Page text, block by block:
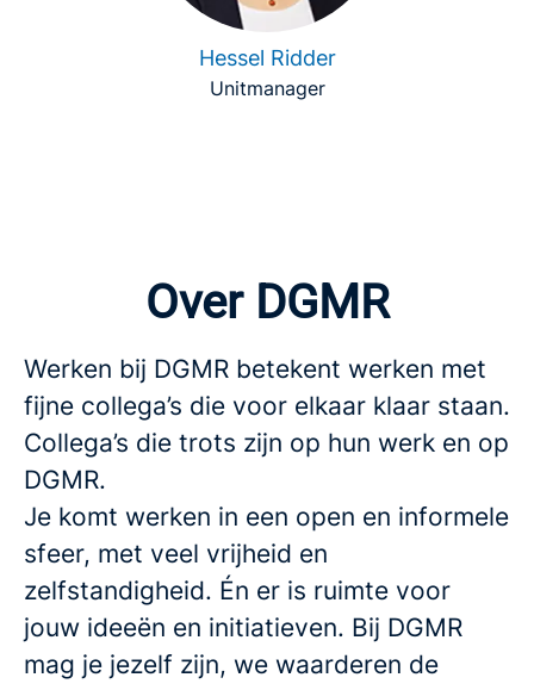
Hessel Ridder
Unitmanager
Over DGMR
Werken bij DGMR betekent werken met
fijne collega’s die voor elkaar klaar staan.
Collega’s die trots zijn op hun werk en op
DGMR.
Je komt werken in een open en informele
sfeer, met veel vrijheid en
zelfstandigheid. Én er is ruimte voor
jouw ideeën en initiatieven. Bij DGMR
mag je jezelf zijn, we waarderen de